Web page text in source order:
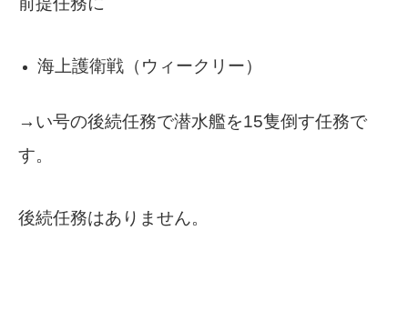
海上護衛戦（ウィークリー）
→い号の後続任務で潜水艦を15隻倒す任務で
す。
後続任務はありません。